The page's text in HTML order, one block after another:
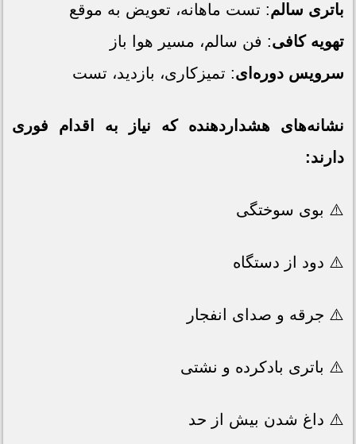
باتری سالم: تست ماهانه، تعویض به موقع
تهویه کافی: فن سالم، مسیر هوا باز
سرویس دوره‌ای: تمیزکاری، بازدید، تست
نشانه‌های هشداردهنده که نیاز به اقدام فوری
دارند:
⚠️ بوی سوختگی
⚠️ دود از دستگاه
⚠️ جرقه و صدای انفجار
⚠️ باتری بادکرده و نشتی
⚠️ داغ شدن بیش از حد